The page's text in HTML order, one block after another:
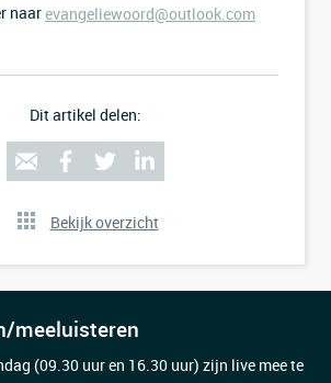
naarevangeliewoord@outlook.com
Dit artikel delen:
Bekijk overzicht
meeluisteren
(09.30 uur en 16.30 uur) zijn live mee te